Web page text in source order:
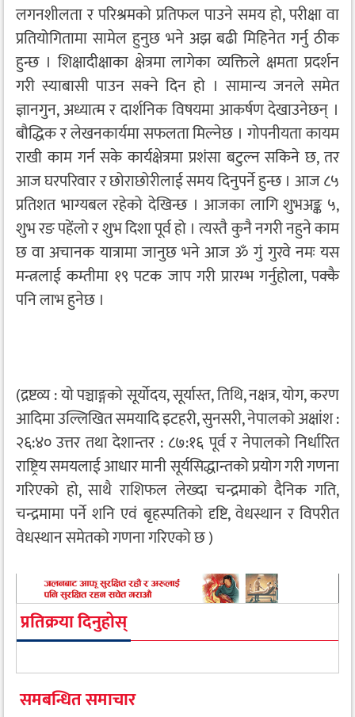
लगनशीलता र परिश्रमको प्रतिफल पाउने समय हो, परीक्षा वा
प्रतियोगितामा सामेल हुनुछ भने अझ बढी मिहिनेत गर्नु ठीक
हुन्छ । शिक्षादीक्षाका क्षेत्रमा लागेका व्यक्तिले क्षमता प्रदर्शन
गरी स्याबासी पाउन सक्ने दिन हो । सामान्य जनले समेत
ज्ञानगुन, अध्यात्म र दार्शनिक विषयमा आकर्षण देखाउनेछन् ।
बौद्धिक र लेखनकार्यमा सफलता मिल्नेछ । गोपनीयता कायम
राखी काम गर्न सके कार्यक्षेत्रमा प्रशंसा बटुल्न सकिने छ, तर
आज घरपरिवार र छोराछोरीलाई समय दिनुपर्ने हुन्छ । आज ८५
प्रतिशत भाग्यबल रहेको देखिन्छ । आजका लागि शुभअङ्क ५,
शुभ रङ पहेंलो र शुभ दिशा पूर्व हो । त्यस्तै कुनै नगरी नहुने काम
छ वा अचानक यात्रामा जानुछ भने आज ॐ गुं गुरवे नमः यस
मन्त्रलाई कम्तीमा १९ पटक जाप गरी प्रारम्भ गर्नुहोला, पक्कै
पनि लाभ हुनेछ ।
(द्रष्टव्य : यो पञ्चाङ्गको सूर्योदय, सूर्यास्त, तिथि, नक्षत्र, योग, करण
आदिमा उल्लिखित समयादि इटहरी, सुनसरी, नेपालको अक्षांश :
२६:४० उत्तर तथा देशान्तर : ८७:१६ पूर्व र नेपालको निर्धारित
राष्ट्रिय समयलाई आधार मानी सूर्यसिद्धान्तको प्रयोग गरी गणना
गरिएको हो, साथै राशिफल लेख्दा चन्द्रमाको दैनिक गति,
चन्द्रमामा पर्ने शनि एवं बृहस्पतिको दृष्टि, वेधस्थान र विपरीत
वेधस्थान समेतको गणना गरिएको छ )
प्रतिक्रया दिनुहोस्
समबन्धित समाचार